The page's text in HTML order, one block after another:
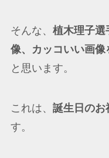
そんな、 植木理子選
像、カッコいい画
と思います。
これは、 誕生日のお
す。